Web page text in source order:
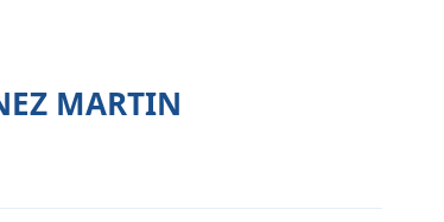
MARTIN